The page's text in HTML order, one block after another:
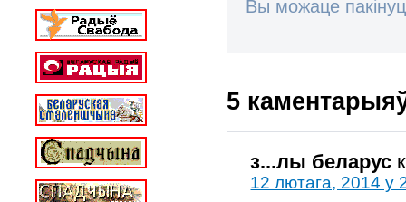
Вы можаце
5
з...лы беларус
12 лютага, 2014 у